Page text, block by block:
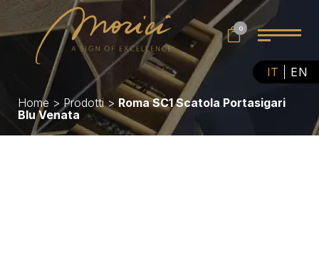
IT EN
0
Home > Prodotti> Roma SC1 Scatola Portasigari
Blu Venata